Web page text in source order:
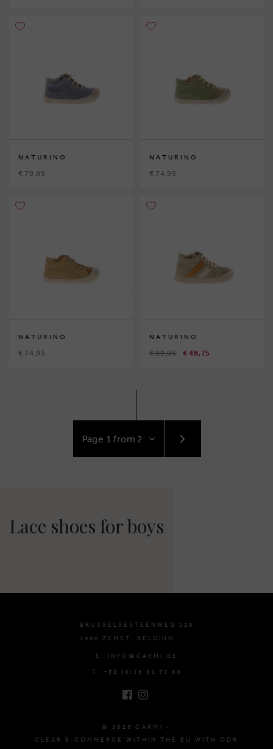
NATURINO
€ 79,95
NATURINO
€ 74,95
NATURINO
€ 74,95
NATURINO
€ 99,95 € 48,75
TO
NEXT
Lace shoes for boys
BRUSSELSESTEENWEG 129
1980 ZEMST, BELGIUM
E. INFO@CARMI.BE
T. +32 (0)16 61 71 60
© 2026 CARMI -
CLEAR E-COMMERCE WITHIN THE EU WITH ODR